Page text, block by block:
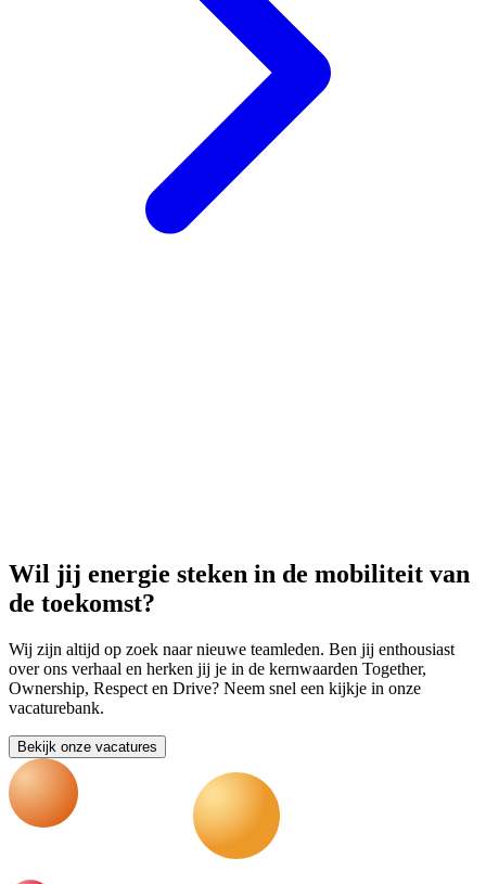
Wil jij energie steken in de mobiliteit van
de toekomst?
Wij zijn altijd op zoek naar nieuwe teamleden. Ben jij enthousiast
over ons verhaal en herken jij je in de kernwaarden Together,
Ownership, Respect en Drive? Neem snel een kijkje in onze
vacaturebank.
Bekijk onze vacatures